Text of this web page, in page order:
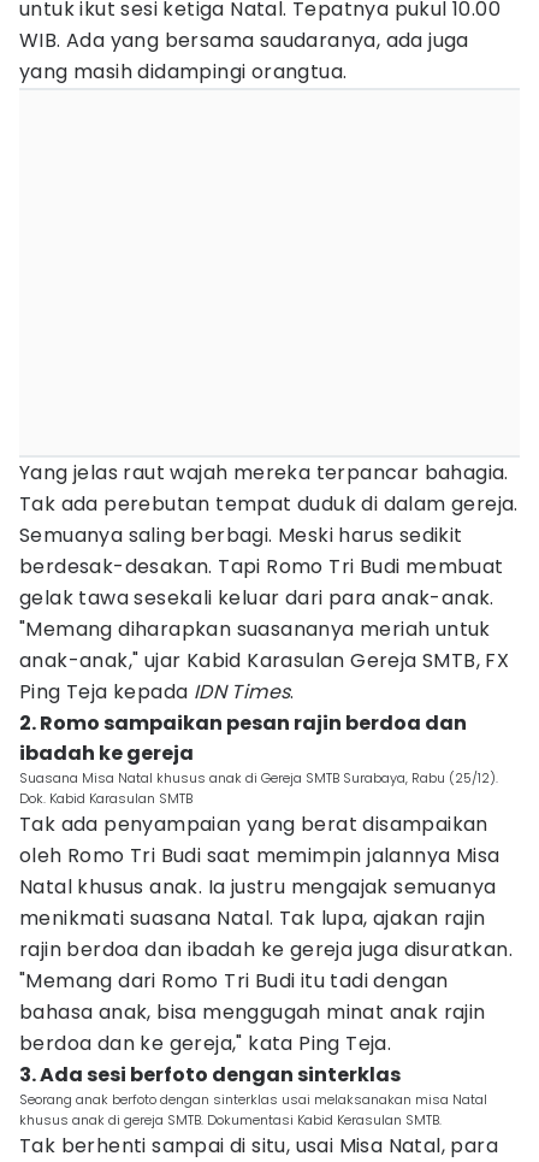
untuk ikut sesi ketiga Natal. Tepatnya pukul 10.00
WIB. Ada yang bersama saudaranya, ada juga
yang masih didampingi orangtua.
Yang jelas raut wajah mereka terpancar bahagia.
Tak ada perebutan tempat duduk di dalam gereja.
Semuanya saling berbagi. Meski harus sedikit
berdesak-desakan. Tapi Romo Tri Budi membuat
gelak tawa sesekali keluar dari para anak-anak.
"Memang diharapkan suasananya meriah untuk
anak-anak," ujar Kabid Karasulan Gereja SMTB, FX
Ping Teja kepada IDN Times.
2. Romo sampaikan pesan rajin berdoa dan
ibadah ke gereja
Suasana Misa Natal khusus anak di Gereja SMTB Surabaya, Rabu (25/12).
Dok. Kabid Karasulan SMTB
Tak ada penyampaian yang berat disampaikan
oleh Romo Tri Budi saat memimpin jalannya Misa
Natal khusus anak. Ia justru mengajak semuanya
menikmati suasana Natal. Tak lupa, ajakan rajin
rajin berdoa dan ibadah ke gereja juga disuratkan.
"Memang dari Romo Tri Budi itu tadi dengan
bahasa anak, bisa menggugah minat anak rajin
berdoa dan ke gereja," kata Ping Teja.
3. Ada sesi berfoto dengan sinterklas
Seorang anak berfoto dengan sinterklas usai melaksanakan misa Natal
khusus anak di gereja SMTB. Dokumentasi Kabid Kerasulan SMTB.
Tak berhenti sampai di situ, usai Misa Natal, para